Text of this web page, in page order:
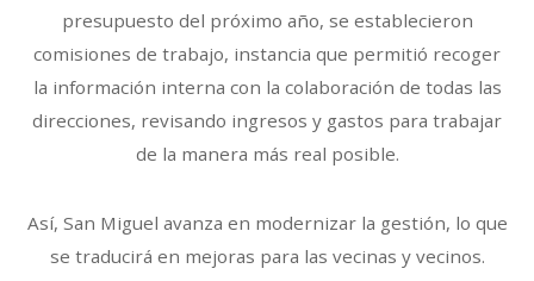
presupuesto del próximo año, se establecieron
comisiones de trabajo, instancia que permitió recoger
la información interna con la colaboración de todas las
direcciones, revisando ingresos y gastos para trabajar
de la manera más real posible.
Así, San Miguel avanza en modernizar la gestión, lo que
se traducirá en mejoras para las vecinas y vecinos.